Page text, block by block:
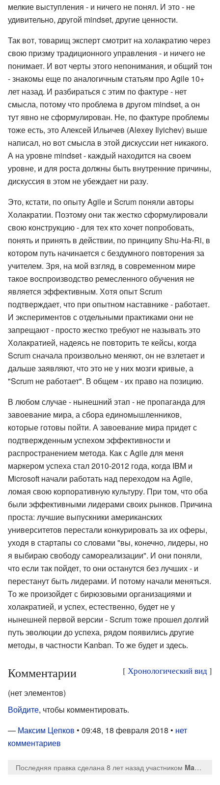
мелкие выступления - и ничего не понял. И это - не
удивительно, другой mindset, другие ценности.
Так вот, товарищ эксперт смотрит на холакратию через
свою призму традиционного управления - и ничего не
понимает. И вот черты этого непонимания, и общий тон
- знакомы еще по аналогичным статьям про Agile 10+
лет назад. И разбираться с этим по фактуре - нет
смысла, потому что проблема в другом mindset, а он
тут явно не сформулирован. Не, по фактуре проблемы
тоже есть, это Алексей Ильичев (Alexey Ilyichev) выше
написал, но вот смысла в этой дискуссии нет никакого.
А на уровне mindset - каждый находится на своем
уровне, и для роста должны быть внутренние причины,
дискуссия в этом не убеждает ни разу.
Это, кстати, по опыту Agile и Scrum поняли авторы
Холакратии. Поэтому они так жестко сформулировали
свою конструкцию - для тех кто хочет попробовать,
понять и принять в действии, по принципу Shu-Ha-Ri, в
котором путь начинается с бездумного повторения за
учителем. Зря, на мой взгляд, в современном мире
такое воспроизводство ремесленного обучения не
является эффективным. Хотя опыт Scrum
подтверждает, что при опытном наставнике - работает.
И экспериментов с отдельными практиками они не
запрещают - просто жестко требуют не называть это
Холакратией, надеясь не повторить те кейсы, когда
Scrum сначала произвольно меняют, он не взлетает и
дальше заявляют, что это не у них мозги кривые, а
"Scrum не работает". В общем - их право на позицию.
В любом случае - нынешний этап - не пропаганда для
завоевание мира, а сбора единомышленников,
которые готовы пойти. А завоевание мира придет с
подтвержденным успехом эффективности и
распространением метода. Как с Agile для меня
маркером успеха стал 2010-2012 года, когда IBM и
Microsoft начали работать над переходом на Agile,
ломая свою корпоративную культуру. При том, что оба
были эффективными лидерами своих рынков. Причина
проста: лучшие выпускники американских
университетов перестали конкурировать за их оферы,
уходя в стартапы со словами "вы, конечно, лидеры, но
я выбираю свободу самореализации". И они поняли,
что если так пойдет, то они останутся без лучших - и
перестанут быть лидерами. И потому начали меняться.
То же произойдет с бирюзовыми организациями и
холакратией, и успех, естественно, будет не у
нынешней первой версии - Scrum тоже прошел долгий
путь эволюции до успеха, рядом появились другие
методы, в частности Kanban. То же будет и здесь.
[ Хронологический вид ]
Комментарии
(нет элементов)
Войдите, чтобы комментировать.
— Максим Цепков • 09:48, 18 февраля 2018 • нет
комментариев
Последняя правка сделана 8 лет назад участником MaksTsepkov